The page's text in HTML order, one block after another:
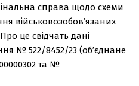
справа щодо схеми
військовозобов’язаних
це свідчать дані
№ 522/8452/23 (об’єднане
та №